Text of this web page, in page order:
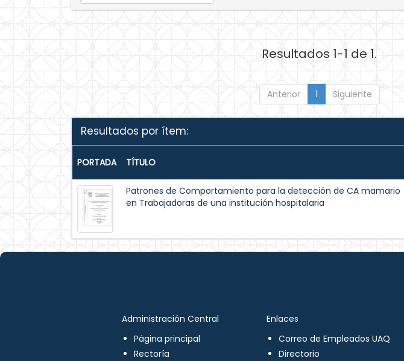
Resultados 1-1 de 1.
Anterior 1 Siguiente
Resultados por ítem:
PORTADA TÍTULO
Patrones de Comportamiento para la detección de CA mamario
en Trabajadoras de una institución hospitalaria
Administración Central
Página principal
Rectoría
Enlaces
Correo de Empleados UAQ
Directorio